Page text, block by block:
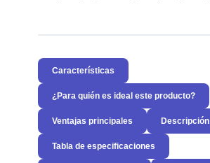
Características
¿Para quién es ideal este producto?
Ventajas principales Descripción
Tabla de especificaciones